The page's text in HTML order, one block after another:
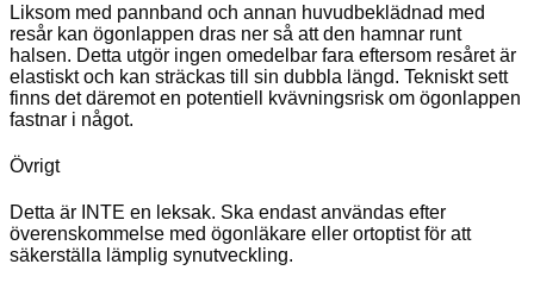
Liksom med pannband och annan huvudbeklädnad med
resår kan ögonlappen dras ner så att den hamnar runt
halsen. Detta utgör ingen omedelbar fara eftersom resåret är
elastiskt och kan sträckas till sin dubbla längd. Tekniskt sett
finns det däremot en potentiell kvävningsrisk om ögonlappen
fastnar i något.
Övrigt
Detta är INTE en leksak. Ska endast användas efter
överenskommelse med ögonläkare eller ortoptist för att
säkerställa lämplig synutveckling.